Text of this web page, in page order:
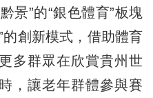
”的“銀色體育”板塊
的創新模式，借助體育
多群眾在欣賞貴州世
，讓老年群體參與賽